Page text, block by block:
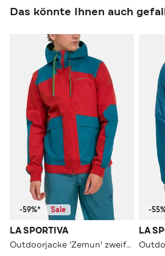
Das könnte Ihnen auch
-59%* Sale
LA SPORTIVA
Outdoorjacke 'Zemun' zweifarbig
-
LA